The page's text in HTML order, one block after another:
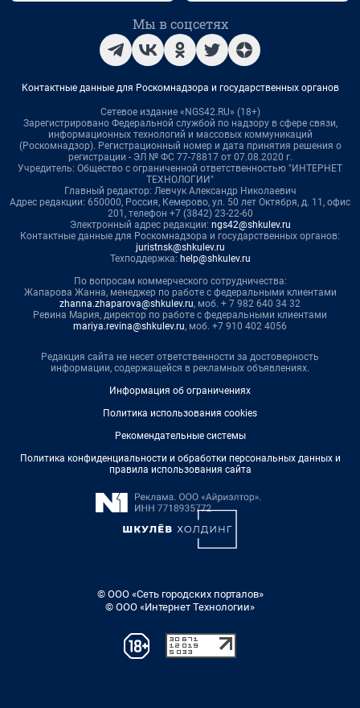
Мы в соцсетях
Контактные данные для Роскомнадзора и государственных органов
Сетевое издание «NGS42.RU» (18+)
Зарегистрировано Федеральной службой по надзору в сфере связи,
информационных технологий и массовых коммуникаций
(Роскомнадзор). Регистрационный номер и дата принятия решения о
регистрации - ЭЛ № ФС 77-78817 от 07.08.2020 г.
Учредитель: Общество с ограниченной ответственностью "ИНТЕРНЕТ
ТЕХНОЛОГИИ"
Главный редактор: Левчук Александр Николаевич
Адрес редакции: 650000, Россия, Кемерово, ул. 50 лет Октября, д. 11, офис
201, телефон +7 (3842) 23-22-60
Электронный адрес редакции: ngs42@shkulev.ru
Контактные данные для Роскомнадзора и государственных органов:
juristnsk@shkulev.ru
Техподдержка: help@shkulev.ru
По вопросам коммерческого сотрудничества:
Жапарова Жанна, менеджер по работе с федеральными клиентами
zhanna.zhaparova@shkulev.ru, моб. + 7 982 640 34 32
Ревина Мария, директор по работе с федеральными клиентами
mariya.revina@shkulev.ru, моб. +7 910 402 4056
Редакция сайта не несет ответственности за достоверность
информации, содержащейся в рекламных объявлениях.
Информация об ограничениях
Политика использования cookies
Рекомендательные системы
Политика конфиденциальности и обработки персональных данных и
правила использования сайта
© ООО «Сеть городских порталов»
© ООО «Интернет Технологии»